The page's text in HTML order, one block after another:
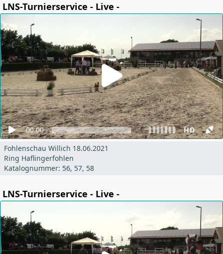
LNS-Turnierservice - Live -
00:00
HD
Fohlenschau Willich 18.06.2021
Ring Haflingerfohlen
Katalognummer: 56, 57, 58
LNS-Turnierservice - Live -